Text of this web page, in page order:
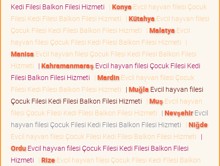
Kedi Filesi Balkon Filesi Hizmeti | Konya Evcil hayvan filesi Çocuk
Filesi Kedi Filesi Balkon Filesi Hizmeti | Kütahya Evcil hayvan filesi
Çocuk Filesi Kedi Filesi Balkon Filesi Hizmeti | Malatya Evcil
hayvan filesi Çocuk Filesi Kedi Filesi Balkon Filesi Hizmeti |
Manisa Evcil hayvan filesi Çocuk Filesi Kedi Filesi Balkon Filesi
Hizmeti | Kahramanmaraş Evcil hayvan filesi Çocuk Filesi Kedi
Filesi Balkon Filesi Hizmeti | MardinEvcil hayvan filesi Çocuk
Filesi Kedi Filesi Balkon Filesi Hizmeti | Muğla Evcil hayvan filesi
Çocuk Filesi Kedi Filesi Balkon Filesi Hizmeti | Muş Evcil hayvan
filesi Çocuk Filesi Kedi Filesi Balkon Filesi Hizmeti | NevşehirEvcil
hayvan filesi Çocuk Filesi Kedi Filesi Balkon Filesi Hizmeti | Niğde
Evcil hayvan filesi Çocuk Filesi Kedi Filesi Balkon Filesi Hizmeti |
OrduEvcil hayvan filesi Çocuk Filesi Kedi Filesi Balkon Filesi
Hizmeti | RizeEvcil hayvan filesi Çocuk Filesi Kedi Filesi Balkon